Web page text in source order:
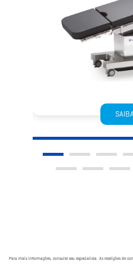
Para mais informações, consulte seu especialista. As restrições de